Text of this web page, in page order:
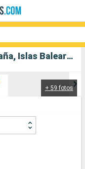
Crucero Costa Fascinosa: España, Islas Baleares, Malta, Grecia, Italia salida desde Barcelona
+ 59 fotos
Compañías